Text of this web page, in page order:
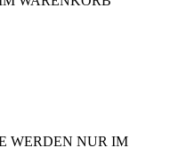
WERDEN NUR IM